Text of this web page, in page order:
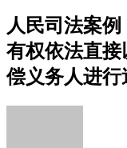
人民司法案
有权依法直
偿义务人进行